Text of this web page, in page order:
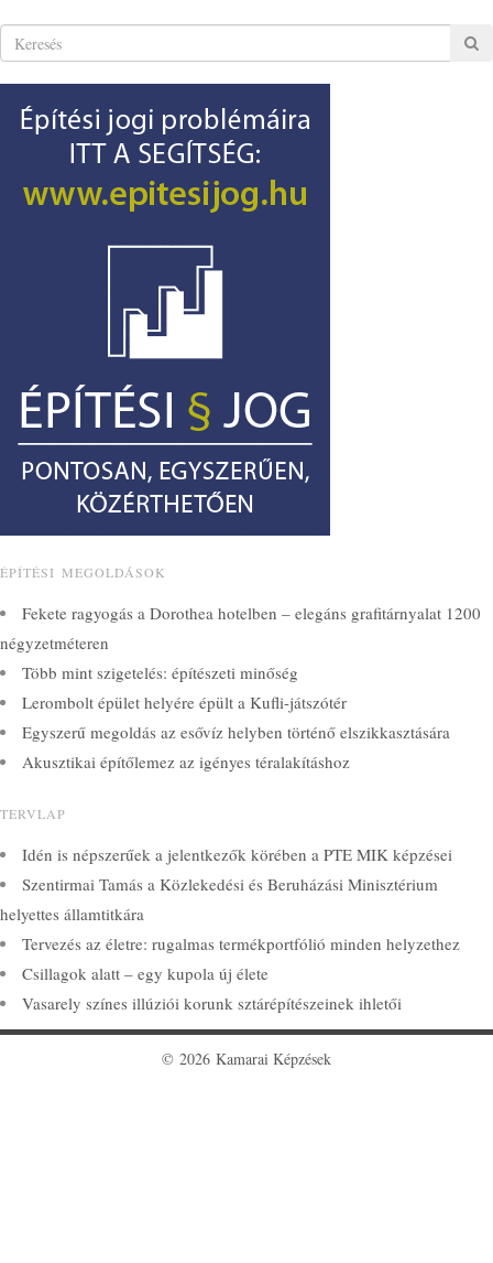
ÉPÍTÉSI MEGOLDÁSOK
Fekete ragyogás a Dorothea hotelben – elegáns grafitárnyalat 1200
négyzetméteren
Több mint szigetelés: építészeti minőség
Lerombolt épület helyére épült a Kufli-játszótér
Egyszerű megoldás az esővíz helyben történő elszikkasztására
Akusztikai építőlemez az igényes téralakításhoz
TERVLAP
Idén is népszerűek a jelentkezők körében a PTE MIK képzései
Szentirmai Tamás a Közlekedési és Beruházási Minisztérium
helyettes államtitkára
Tervezés az életre: rugalmas termékportfólió minden helyzethez
Csillagok alatt – egy kupola új élete
Vasarely színes illúziói korunk sztárépítészeinek ihletői
© 2026 Kamarai Képzések